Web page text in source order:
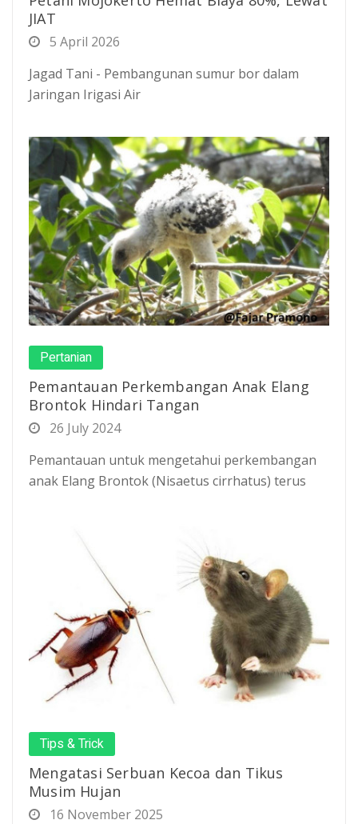
JIAT
5 April 2026
Jagad Tani - Pembangunan sumur bor dalam
Jaringan Irigasi Air
Pertanian
Pemantauan Perkembangan Anak Elang
Brontok Hindari Tangan
26 July 2024
Pemantauan untuk mengetahui perkembangan
anak Elang Brontok (Nisaetus cirrhatus) terus
Tips & Trick
Mengatasi Serbuan Kecoa dan Tikus
Musim Hujan
16 November 2025